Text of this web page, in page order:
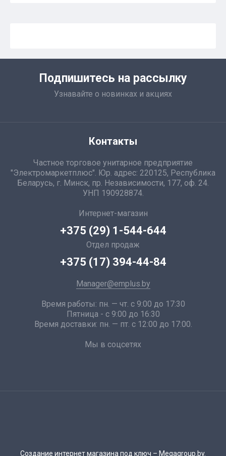
Подпишитесь на рассылку
Узнавайте о новинках и акциях
Контакты
Частное торговое унитарное предприятие
"Электромаркетплюс". Юр. адрес: 220125, Республика
Беларусь, г. Минск, пр. Независимости, 177, оф. 24.
УНП 190928874.
Интернет-магазин
+375 (29) 1-544-644
Отдел продаж
+375 (17) 394-44-84
Manager@emplus.by
Время работы: пн. — чт. с 9:00 до 17:30
Пятница - с 9:00 до 16:30
Время доставки: пн. — пт. с 12:00 до 17:00.
Мы в соцсетях
Создание интернет магазина под ключ – Megagroup.by.